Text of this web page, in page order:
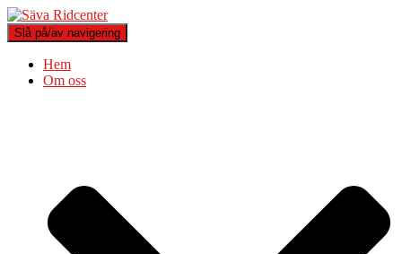
Slå på/av navigering
Hem
Om oss